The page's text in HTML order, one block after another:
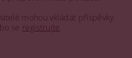
mohou vkládat příspěvky.
se registrujte